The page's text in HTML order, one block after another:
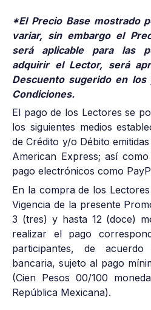
*El Precio Base mostrado
variar, sin embargo el
será aplicable para las
adquirir el Lector, será
Descuento sugerido en
Condiciones.
El pago de los Lectores se
los siguientes medios
de Crédito y/o Débito
American Express; así
pago electrónicos como
En la compra de los
Vigencia de la presente
3 (tres) y hasta 12 (doce)
realizar el pago
participantes, de
bancaria, sujeto al pago
(Cien Pesos 00/100
República Mexicana).